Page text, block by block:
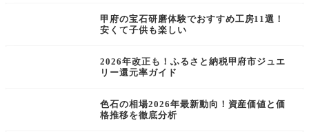
甲府の宝石研磨体験でおすすめ工房11選！
安くて子供も楽しい
2026年改正も！ふるさと納税甲府市ジュエ
リー還元率ガイド
色石の相場2026年最新動向！資産価値と価
格推移を徹底分析